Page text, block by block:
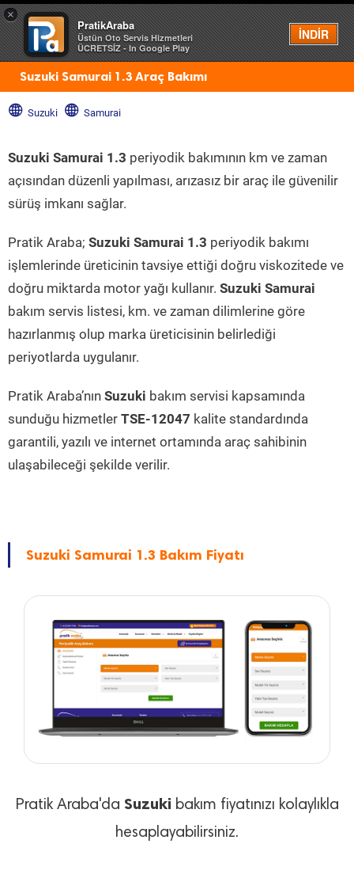
×
PratikAraba
Üstün Oto Servis Hizmetleri
ÜCRETSİZ - In Google Play
İNDİR
Menü
Suzuki Samurai 1.3 Araç Bakımı
Suzuki Samurai
Suzuki Samurai 1.3 periyodik bakımının km ve zaman
açısından düzenli yapılması, arızasız bir araç ile güvenilir
sürüş imkanı sağlar.
Pratik Araba; Suzuki Samurai 1.3 periyodik bakımı
işlemlerinde üreticinin tavsiye ettiği doğru viskozitede ve
doğru miktarda motor yağı kullanır. Suzuki Samurai
bakım servis listesi, km. ve zaman dilimlerine göre
hazırlanmış olup marka üreticisinin belirlediği
periyotlarda uygulanır.
Pratik Araba’nın Suzuki bakım servisi kapsamında
sunduğu hizmetler TSE-12047 kalite standardında
garantili, yazılı ve internet ortamında araç sahibinin
ulaşabileceği şekilde verilir.
Suzuki Samurai 1.3 Bakım Fiyatı
Pratik Araba'da Suzuki bakım fiyatınızı kolaylıkla
hesaplayabilirsiniz.